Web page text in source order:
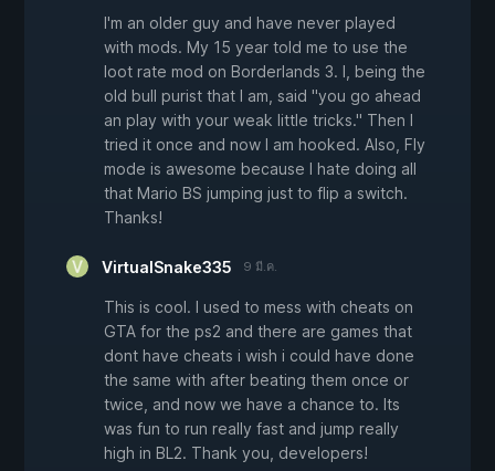
I'm an older guy and have never played
with mods. My 15 year told me to use the
loot rate mod on Borderlands 3. I, being the
old bull purist that I am, said "you go ahead
an play with your weak little tricks." Then I
tried it once and now I am hooked. Also, Fly
mode is awesome because I hate doing all
that Mario BS jumping just to flip a switch.
Thanks!
VirtualSnake335 9 มี.ค.
This is cool. I used to mess with cheats on
GTA for the ps2 and there are games that
dont have cheats i wish i could have done
the same with after beating them once or
twice, and now we have a chance to. Its
was fun to run really fast and jump really
high in BL2. Thank you, developers!